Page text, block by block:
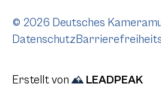
© 2026 Deutsches
Datenschutz
Erstellt von LEADPEAK